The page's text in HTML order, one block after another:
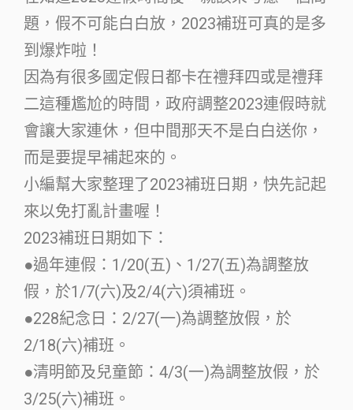
題，假不可能白白放，2023補班可真的是多
到爆炸啦！
因為有很多國定假日都卡在禮拜四或是禮拜
二這種尷尬的時間，政府調整2023連假時就
會讓大家連休，但中間那天不是白白送你，
而是要提早補起來的。
小編幫大家整理了2023補班日期，快先記起
來以免打亂計畫喔！
2023補班日期如下：
●過年連假：1/20(五)、1/27(五)為調整放
假，於1/7(六)及2/4(六)須補班。
●228紀念日：2/27(一)為調整放假，於
2/18(六)補班。
●清明節及兒童節：4/3(一)為調整放假，於
3/25(六)補班。